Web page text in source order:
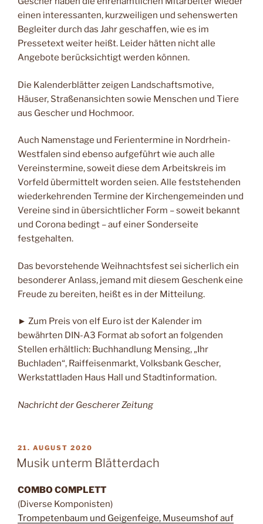
einen interessanten, kurzweiligen und sehenswerten
Begleiter durch das Jahr geschaffen, wie es im
Pressetext weiter heißt. Leider hätten nicht alle
Angebote berücksichtigt werden können.
Die Kalenderblätter zeigen Landschaftsmotive,
Häuser, Straßenansichten sowie Menschen und Tiere
aus Gescher und Hochmoor.
Auch Namenstage und Ferientermine in Nordrhein-
Westfalen sind ebenso aufgeführt wie auch alle
Vereinstermine, soweit diese dem Arbeitskreis im
Vorfeld übermittelt worden seien. Alle feststehenden
wiederkehrenden Termine der Kirchengemeinden und
Vereine sind in übersichtlicher Form – soweit bekannt
und Corona bedingt – auf einer Sonderseite
festgehalten.
Das bevorstehende Weihnachtsfest sei sicherlich ein
besonderer Anlass, jemand mit diesem Geschenk eine
Freude zu bereiten, heißt es in der Mitteilung.
► Zum Preis von elf Euro ist der Kalender im
bewährten DIN-A3 Format ab sofort an folgenden
Stellen erhältlich: Buchhandlung Mensing, „Ihr
Buchladen“, Raiffeisenmarkt, Volksbank Gescher,
Werkstattladen Haus Hall und Stadtinformation.
Nachricht der Gescherer Zeitung
VERÖFFENTLICHT
AM
21. AUGUST 2020
Musik unterm Blätterdach
COMBO COMPLETT
(Diverse Komponisten)
Trompetenbaum und Geigenfeige, Museumshof auf